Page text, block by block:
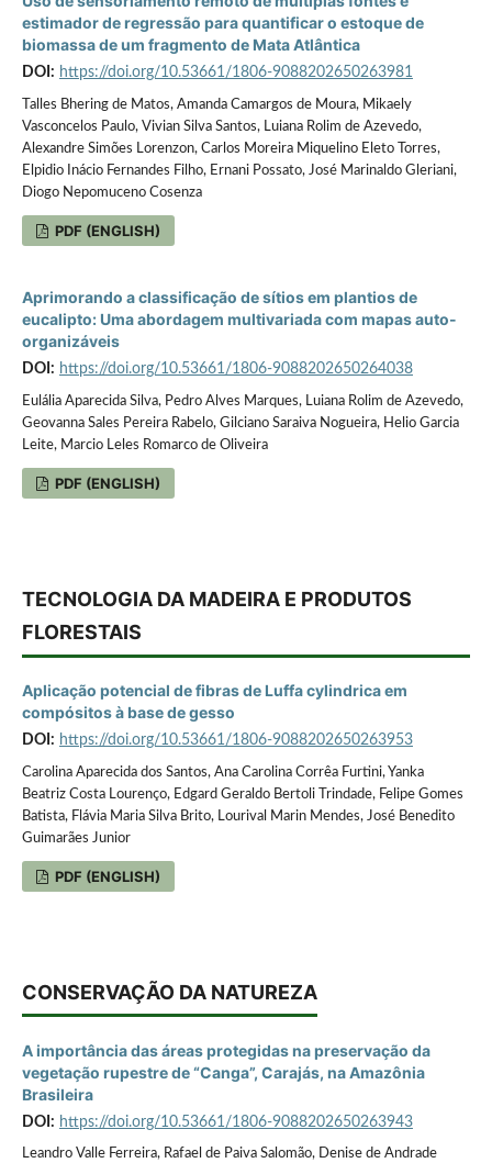
estimador de regressão para quantificar o estoque de
biomassa de um fragmento de Mata Atlântica
DOI: https://doi.org/10.53661/1806-9088202650263981
Talles Bhering de Matos, Amanda Camargos de Moura, Mikaely
Vasconcelos Paulo, Vivian Silva Santos, Luiana Rolim de Azevedo,
Alexandre Simões Lorenzon, Carlos Moreira Miquelino Eleto Torres,
Elpidio Inácio Fernandes Filho, Ernani Possato, José Marinaldo Gleriani,
Diogo Nepomuceno Cosenza
PDF (ENGLISH)
Aprimorando a classificação de sítios em plantios de
eucalipto: Uma abordagem multivariada com mapas auto-
organizáveis
DOI: https://doi.org/10.53661/1806-9088202650264038
Eulália Aparecida Silva, Pedro Alves Marques, Luiana Rolim de Azevedo,
Geovanna Sales Pereira Rabelo, Gilciano Saraiva Nogueira, Helio Garcia
Leite, Marcio Leles Romarco de Oliveira
PDF (ENGLISH)
TECNOLOGIA DA MADEIRA E PRODUTOS
FLORESTAIS
Aplicação potencial de fibras de Luffa cylindrica em
compósitos à base de gesso
DOI: https://doi.org/10.53661/1806-9088202650263953
Carolina Aparecida dos Santos, Ana Carolina Corrêa Furtini, Yanka
Beatriz Costa Lourenço, Edgard Geraldo Bertoli Trindade, Felipe Gomes
Batista, Flávia Maria Silva Brito, Lourival Marin Mendes, José Benedito
Guimarães Junior
PDF (ENGLISH)
CONSERVAÇÃO DA NATUREZA
A importância das áreas protegidas na preservação da
vegetação rupestre de “Canga”, Carajás, na Amazônia
Brasileira
DOI: https://doi.org/10.53661/1806-9088202650263943
Leandro Valle Ferreira, Rafael de Paiva Salomão, Denise de Andrade